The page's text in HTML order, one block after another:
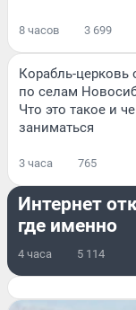
8 часов 3 699
Корабль-церковь
по селам
Что это такое и
заниматься
3 часа 765
Интернет
где именно
4 часа 5 114